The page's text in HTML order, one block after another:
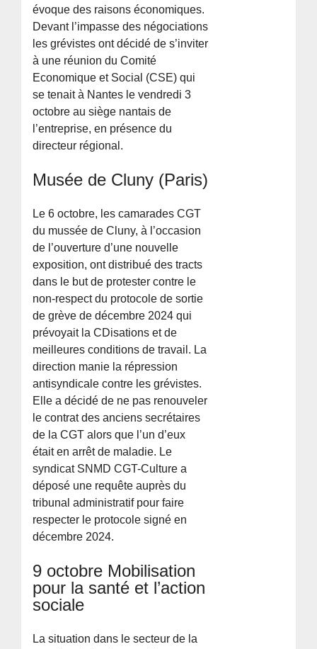
évoque des raisons économiques.
Devant l’impasse des négociations
les grévistes ont décidé de s’inviter
à une réunion du Comité
Economique et Social (CSE) qui
se tenait à Nantes le vendredi 3
octobre au siège nantais de
l’entreprise, en présence du
directeur régional.
Musée de Cluny (Paris)
Le 6 octobre, les camarades CGT
du mussée de Cluny, à l’occasion
de l’ouverture d’une nouvelle
exposition, ont distribué des tracts
dans le but de protester contre le
non-respect du protocole de sortie
de grève de décembre 2024 qui
prévoyait la CDisations et de
meilleures conditions de travail. La
direction manie la répression
antisyndicale contre les grévistes.
Elle a décidé de ne pas renouveler
le contrat des anciens secrétaires
de la CGT alors que l’un d’eux
était en arrêt de maladie. Le
syndicat SNMD CGT-Culture a
déposé une requête auprès du
tribunal administratif pour faire
respecter le protocole signé en
décembre 2024.
9 octobre Mobilisation
pour la santé et l’action
sociale
La situation dans le secteur de la